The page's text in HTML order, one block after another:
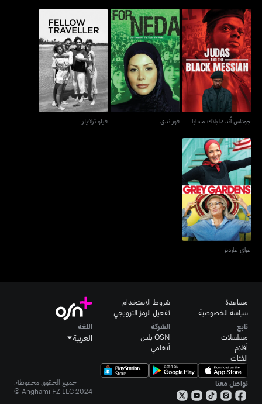
جوداس أند ذا بلاك مسايا
جوداس أند ذا بلاك مسايا
فور ندى
فور ندى
فيلو ترافيلر
فيلو ترافيلر
غراي غاردنز
غراي غاردنز
مساعدة
سياسة الخصوصية
شروط الاستخدام
تفعيل الرمز الترويجي
تابع
مسلسلات
أفلام
الفئات
الشركة
OSN بلس
أنغامي
اللغة
العربية
تواصل معنا
جميع الحقوق محفوظة.
Anghami FZ LLC 2024 ©